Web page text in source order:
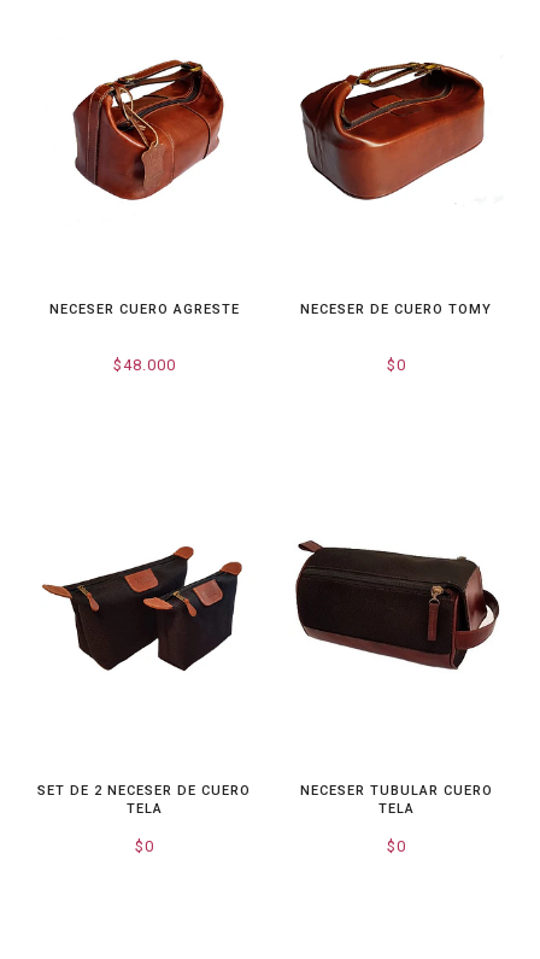
NECESER CUERO AGRESTE
$48.000
NECESER DE CUERO TOMY
$0
SET DE 2 NECESER DE CUERO
TELA
$0
NECESER TUBULAR CUERO
TELA
$0